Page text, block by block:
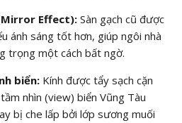
Effect):Sàn gạch cũ được
ánh sáng tốt hơn, giúp ngôi nhà
trọng một cách bất ngờ.
biển:Kính được tẩy sạch cặn
nhìn (view) biển Vũng Tàu
bị che lấp bởi lớp sương muối